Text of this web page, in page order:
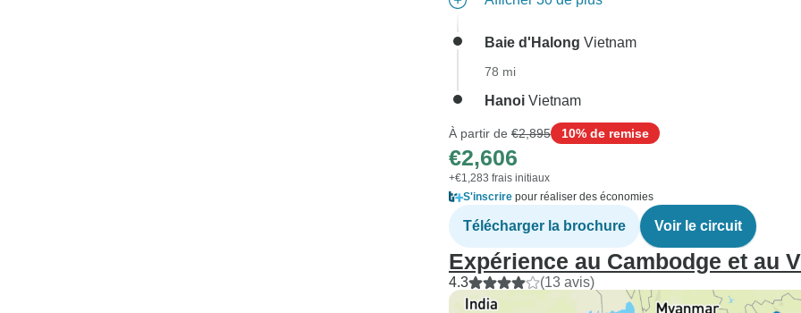
Baie d'Halong Vietnam
78 mi
Hanoi Vietnam
À partir de €2,895 10% de remise
€2,606
+€1,283 frais initiaux
S'inscrire pour réaliser des économies
Télécharger la brochure Voir le circuit
Expérience au Cambodge et au
4.3 (13 avis)